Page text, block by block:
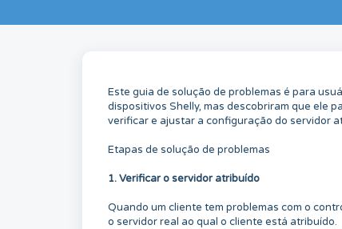
Este guia de solução de problemas é para
dispositivos Shelly, mas descobriram que ele
verificar e ajustar a configuração do servidor
Etapas de solução de problemas
1. Verificar o servidor atribuído
Quando um cliente tem problemas com o
o servidor real ao qual o cliente está atribuído.